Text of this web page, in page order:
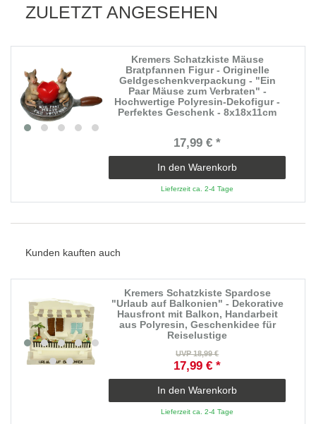
ZULETZT ANGESEHEN
Kremers Schatzkiste Mäuse
Bratpfannen Figur - Originelle
Geldgeschenkverpackung - "Ein
Paar Mäuse zum Verbraten" -
Hochwertige Polyresin-Dekofigur -
Perfektes Geschenk - 8x18x11cm
17,99 € *
In den Warenkorb
Lieferzeit ca. 2-4 Tage
Kunden kauften auch
Kremers Schatzkiste Spardose
"Urlaub auf Balkonien" - Dekorative
Hausfront mit Balkon, Handarbeit
aus Polyresin, Geschenkidee für
Reiselustige
UVP 18,99 €
17,99 € *
In den Warenkorb
Lieferzeit ca. 2-4 Tage